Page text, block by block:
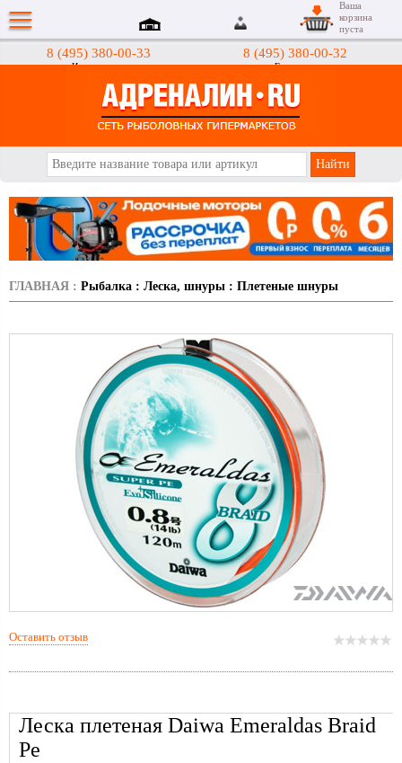
8 (495) 380-00-33
Интернет-магазин
8 (495) 380-00-32
Гипермаркеты
Ваша
корзина
пуста
ГЛАВНАЯ : Рыбалка : Леска, шнуры : Плетеные шнуры
Леска плетеная Daiwa Emeraldas Braid
Ре
Оставить отзыв